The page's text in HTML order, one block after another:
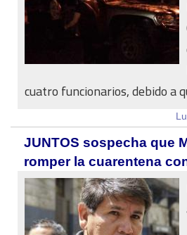
cuatro funcionarios, debido a
JUNTOS sospecha que
romper la cuarentena